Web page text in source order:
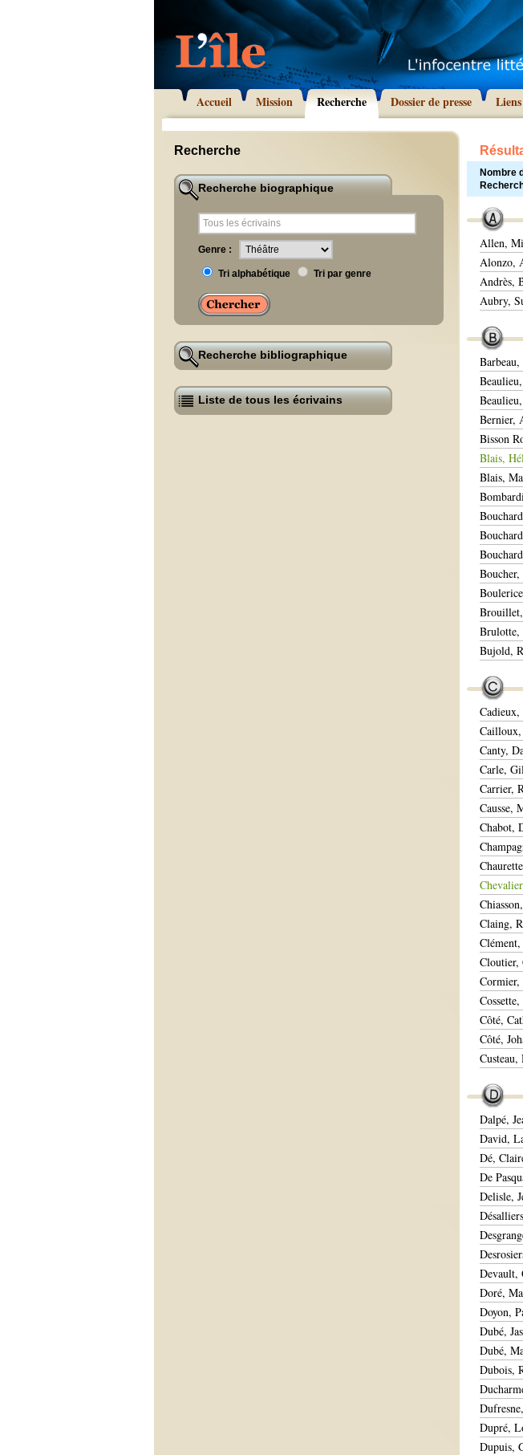
Accueil Mission Recherche Dossier de presse Liens
Recherche
Recherche biographique
Genre :
Tri alphabétique Tri par genre
Recherche bibliographique
Liste de tous les écrivains
Nombre
Allen,
Alonzo,
Andrès,
Aubry,
Barbeau,
Bernier,
Bisson
Blais,
Blais,
Boucher,
Brulotte,
Bujold,
Cadieux,
Canty,
Carle,
Carrier,
Causse,
Chabot,
Claing,
Cloutier,
Cormier,
Cossette,
Côté,
Côté,
Custeau,
Dalpé,
David,
Dé,
De
Delisle,
Devault,
Doré,
Doyon,
Dubé,
Dubé,
Dubois,
Dupré,
Dupuis,